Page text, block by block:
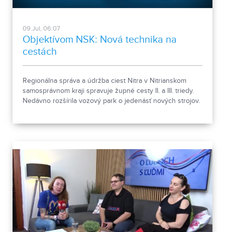
09.Jul, 06:07
Objektívom NSK: Nová technika na
cestách
Regionálna správa a údržba ciest Nitra v Nitrianskom
samosprávnom kraji spravuje župné cesty II. a III. triedy.
Nedávno rozšírila vozový park o jedenásť nových strojov.